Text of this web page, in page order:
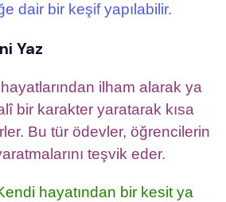
dair bir keşif yapılabilir.
Yaz
ilham alarak ya
bir karakter yaratarak kısa
Bu tür ödevler, öğrencilerin
teşvik eder.
hayatından bir kesit ya